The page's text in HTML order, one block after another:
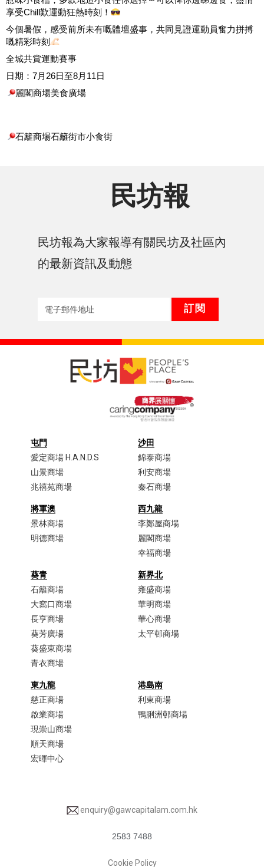
享受Chill歎運動狂熱時刻！
今個暑假，感受前所未有嘅體壇盛事，共同見證運動員奮力拼搏
嘅精彩時刻
全城共賞運動賽事
日期：7月26日至8月11日
麗閣商場美食廣場
石籬商場石籬街市小食街
民坊報
民坊報為大家報導有關民坊及社區內
的最新資訊及動態
屯門
愛定商場 H.A.N.D.S
山景商場
兆禧苑商場
沙田
錦泰商場
利安商場
秦石商場
將軍澳
景林商場
明德商場
西九龍
李鄭屋商場​
麗閣商場
幸福商場
葵青
石籬商場
大窩口商場​
長亨商場
葵芳廣場
葵盛東商場
青衣商場​
新界北
雍盛商場
華明商場
華心商場
太平邨商場
東九龍
慈正商場​
啟業商場​
現崇山商場​
順天商場​
宏暉中心
港島南
利東商場
鴨脷洲邨商場
enquiry@gawcapitalam.com.hk
2583 7488
Cookie Policy